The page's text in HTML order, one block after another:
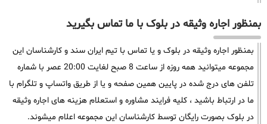
بمنظور اجاره وثیقه در بلوک با ما تماس بگیرید
بمنظور اجاره وثیقه در بلوک و یا تماس با تیم ایران سند و کارشناسان این
مجموعه میتوانید همه روزه از ساعت 8 صبح لغایت 20:00 عصر با شماره
تلفن های درج شده در پایین همین صفحه و یا از طریق واتساپ و تلگرام با
ما در ارتباط باشید ، کلیه فرایند مشاوره و استعلام هزینه های اجاره وثیقه
در بلوک بصورت رایگان توسط کارشناسان این مجموعه اعلام میشوند.